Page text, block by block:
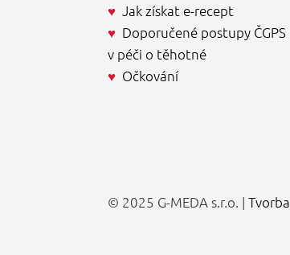
♥ Jak získat e-recept
♥ Doporučené postupy ČGPS
v péči o těhotné
♥ Očkování
© 2025 G-MEDA s.r.o. |